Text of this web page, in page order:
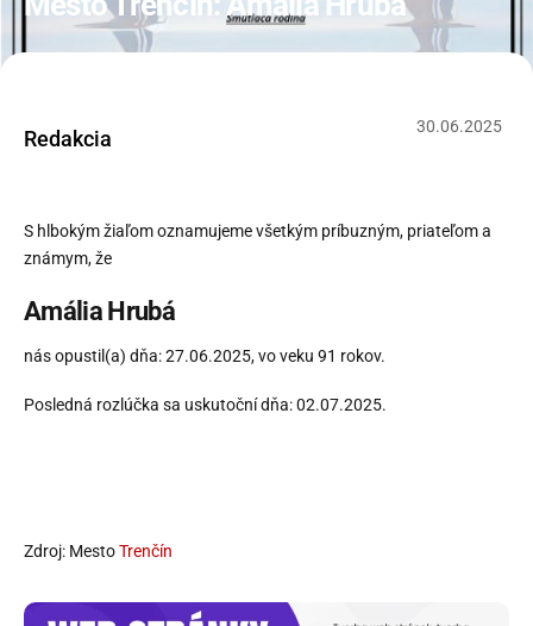
Redakcia 30.06.2025
S hlbokým žiaľom oznamujeme všetkým príbuzným, priateľom a
známym, že
Amália Hrubá
nás opustil(a) dňa: 27.06.2025, vo veku 91 rokov.
Posledná rozlúčka sa uskutoční dňa: 02.07.2025.
Zdroj: MestoTrenčín